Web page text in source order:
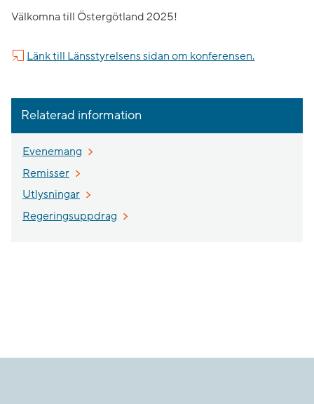
Välkomna till Östergötland 2025!
Länk till Länsstyrelsens sidan om konferensen.
Relaterad information
Evenemang
Remisser
Utlysningar
Regeringsuppdrag